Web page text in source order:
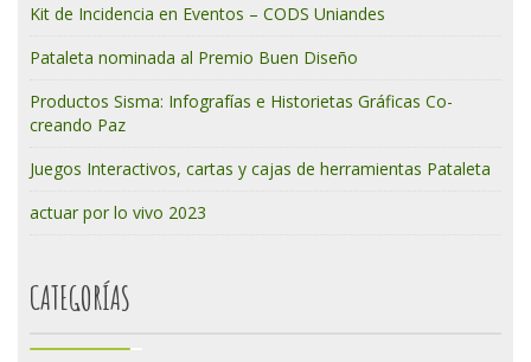
Kit de Incidencia en Eventos – CODS Uniandes
Pataleta nominada al Premio Buen Diseño
Productos Sisma: Infografías e Historietas Gráficas Co-
creando Paz
Juegos Interactivos, cartas y cajas de herramientas Pataleta
actuar por lo vivo 2023
CATEGORÍAS